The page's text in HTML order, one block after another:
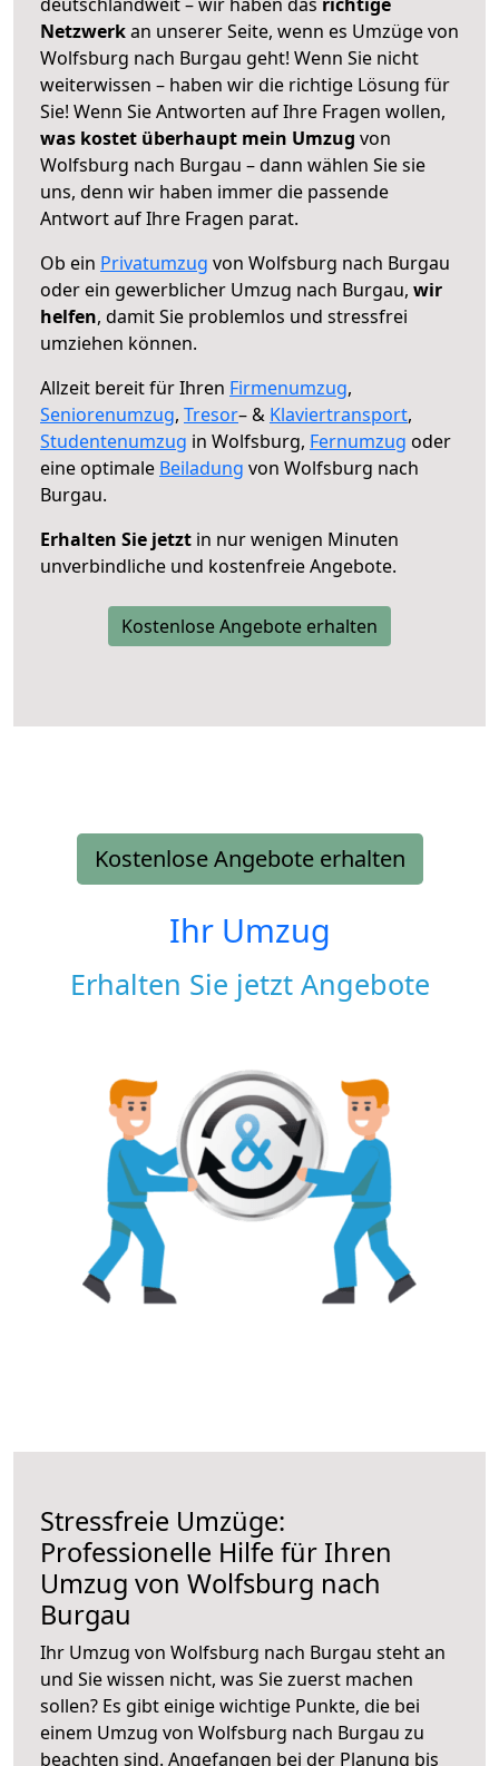
Netzwerkan unserer Seite, wenn es Umzüge von
Wolfsburg nach Burgau geht! Wenn Sie nicht
weiterwissen – haben wir die richtige Lösung für
Sie! Wenn Sie Antworten auf Ihre Fragen wollen,
was kostet überhaupt mein Umzug von
Wolfsburg nach Burgau – dann wählen Sie sie
uns, denn wir haben immer die passende
Antwort auf Ihre Fragen parat.
Ob ein Privatumzug von Wolfsburg nach Burgau
oder ein gewerblicher Umzug nach Burgau, wir
helfen, damit Sie problemlos und stressfrei
umziehen können.
Allzeit bereit für Ihren Firmenumzug,
Seniorenumzug, Tresor– & Klaviertransport,
Studentenumzug in Wolfsburg, Fernumzug oder
eine optimale Beiladung von Wolfsburg nach
Burgau.
Erhalten Sie jetzt in nur wenigen Minuten
unverbindliche und kostenfreie Angebote.
Kostenlose Angebote erhalten
Kostenlose Angebote erhalten
Ihr Umzug
Erhalten Sie jetzt Angebote
Stressfreie Umzüge:
Professionelle Hilfe für Ihren
Umzug von Wolfsburg nach
Burgau
Ihr Umzug von Wolfsburg nach Burgau steht an
und Sie wissen nicht, was Sie zuerst machen
sollen? Es gibt einige wichtige Punkte, die bei
einem Umzug von Wolfsburg nach Burgau zu
beachten sind. Angefangen bei der Planung bis